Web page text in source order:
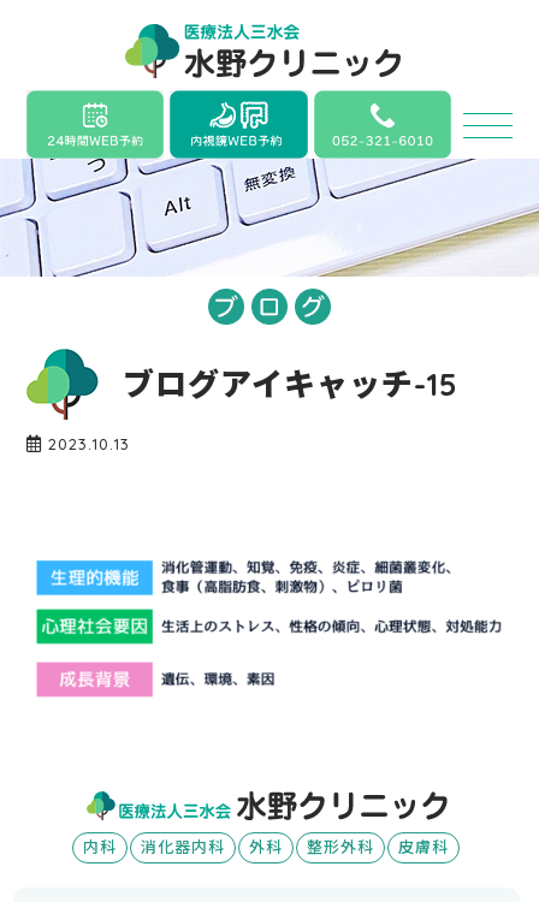
ブログアイキャッチ-15
2023.10.13
内科 消化器内科 外科 整形外科 皮膚科